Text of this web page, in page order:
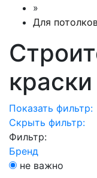
»
Для
Показать фильтр:
Скрыть фильтр:
Фильтр:
Бренд
не важно